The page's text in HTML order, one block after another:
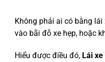
Không phải ai có bằng
vào bãi đỗ xe hẹp, hoặc
Hiểu được điều đó, Lái